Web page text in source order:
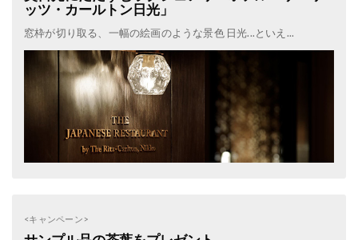
ッツ・カールトン日光」
窓枠が切り取る、一幅の絵画のような景色 日光...といえ...
<キャンペーン>